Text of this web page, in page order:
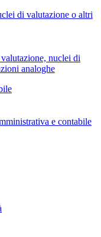
di valutazione o altri
nuclei di
analoghe
e contabile